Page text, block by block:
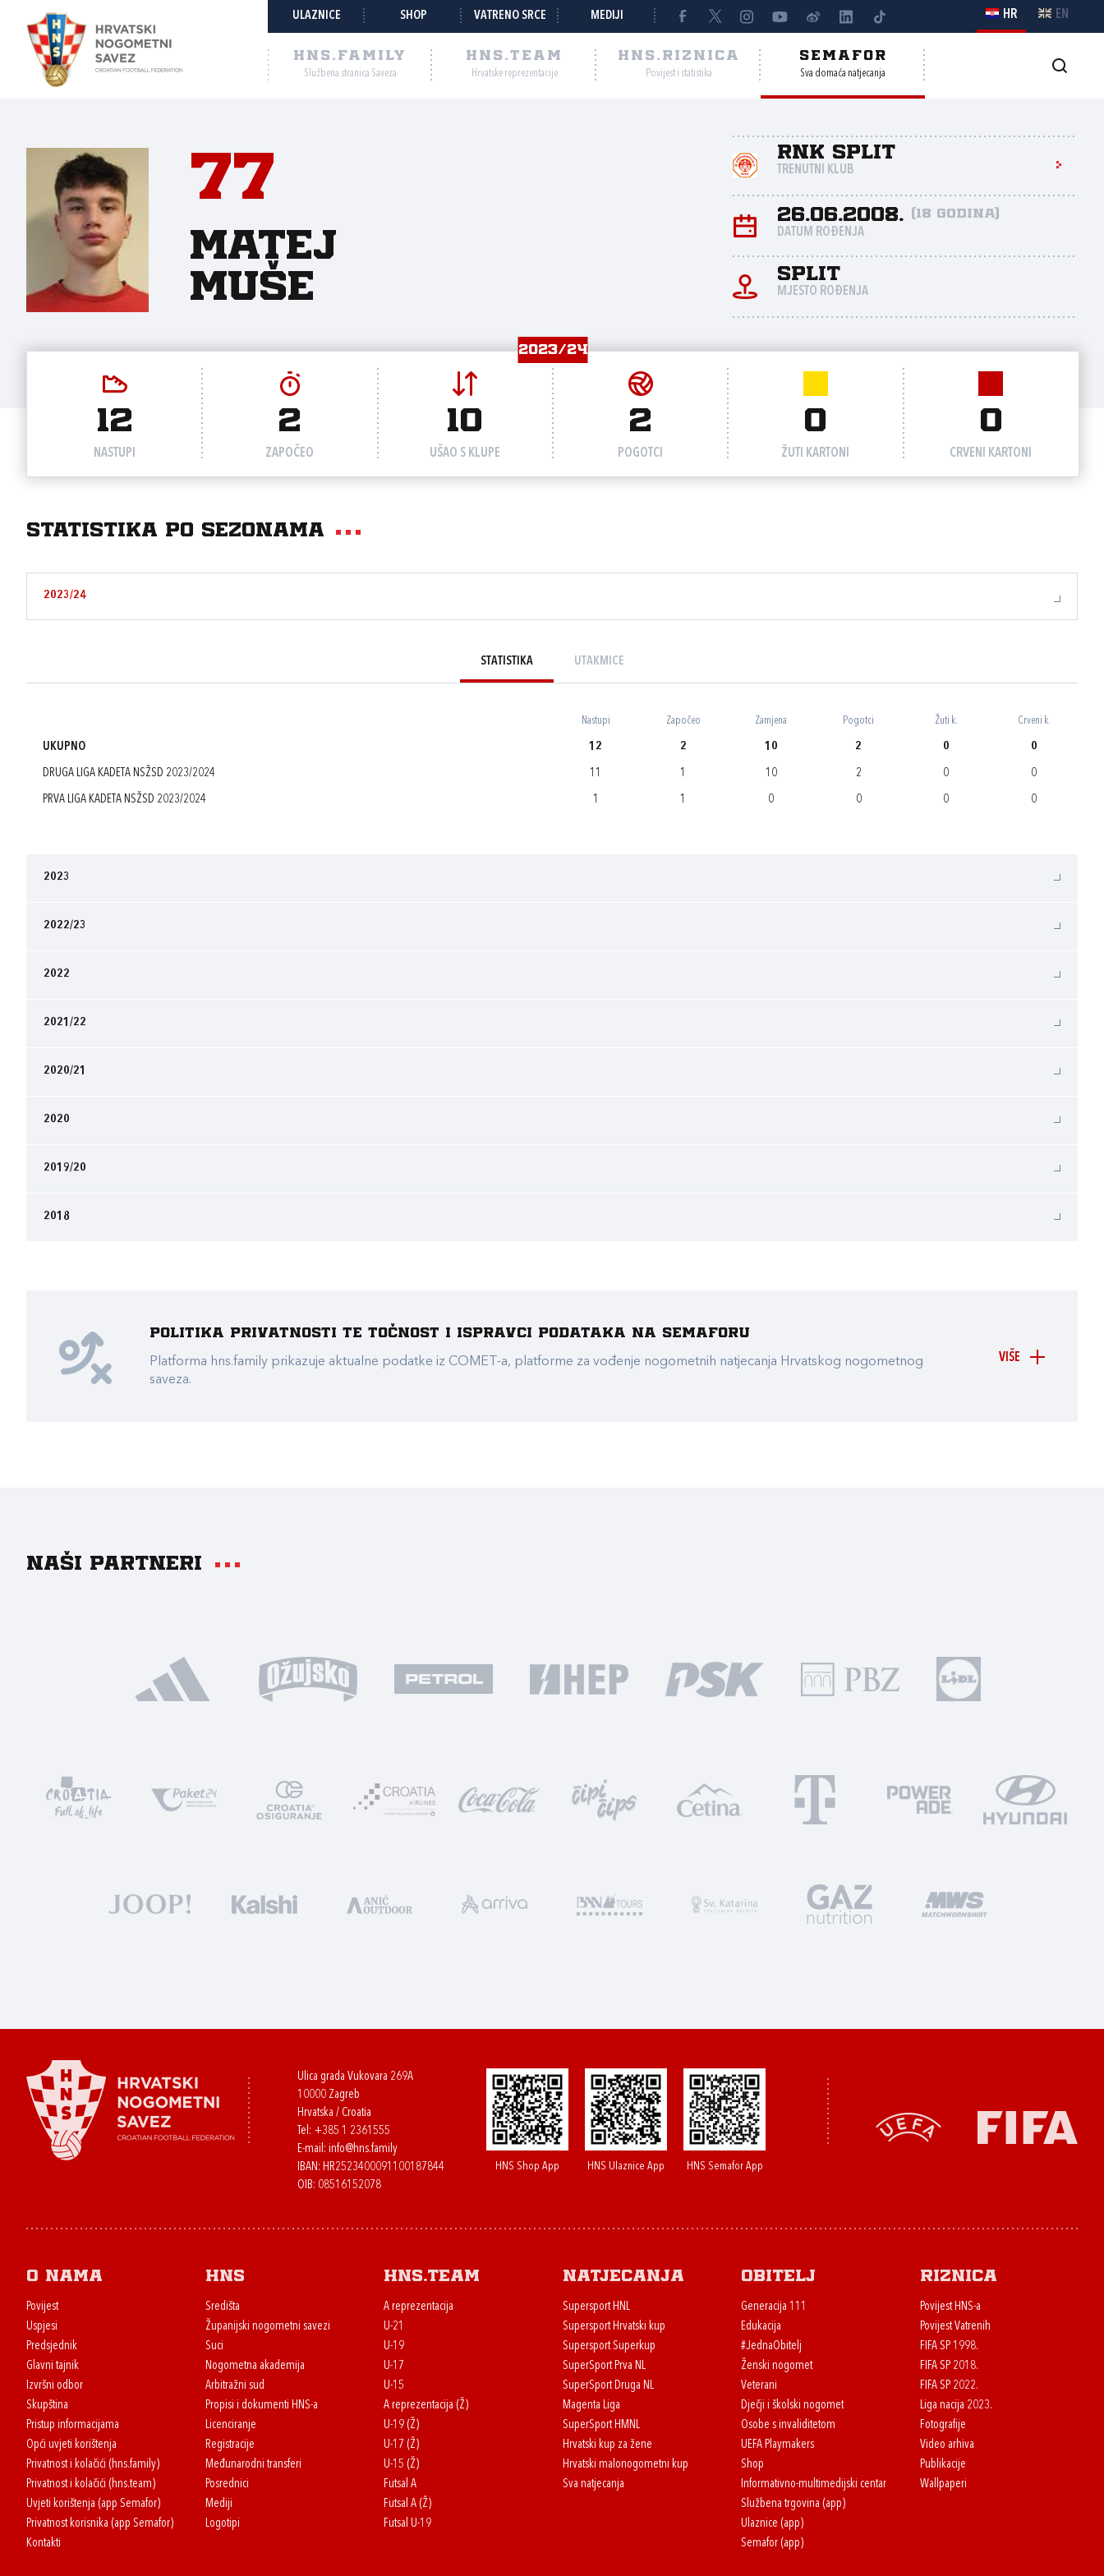
ULAZNICE SHOP VATRENO SRCE MEDIJI HR EN
HNS.FAMILY
Službena stranica Saveza
HNS.TEAM
Hrvatske reprezentacije
HNS.RIZNICA
Povijest i statistika
SEMAFOR
Sva domaća natjecanja
77
Matej
Muše
RNK Split
TRENUTNI KLUB
26.06.2008. (18 godina)
DATUM ROĐENJA
Split
MJESTO ROĐENJA
2023/24
12
NASTUPI
2
ZAPOČEO
10
UŠAO S KLUPE
2
POGOTCI
0
ŽUTI KARTONI
0
CRVENI KARTONI
Statistika po sezonama
2023/24
STATISTIKA UTAKMICE
Nastupi Započeo Zamjena Pogotci Žuti k. Crveni k.
UKUPNO 12 2 10 2 0 0
DRUGA LIGA KADETA NSŽSD 2023/2024 11 1 10 2 0 0
PRVA LIGA KADETA NSŽSD 2023/2024 1 1 0 0 0 0
2023
2022/23
2022
2021/22
2020/21
2020
2019/20
2018
VIŠE
Politika privatnosti te točnost i ispravci podataka na Semaforu
Platforma hns.family prikazuje aktualne podatke iz COMET-a, platforme za vođenje nogometnih natjecanja Hrvatskog nogometnog
saveza.
Naši partneri
Ulica grada Vukovara 269A
10000 Zagreb
Hrvatska / Croatia
Tel: +385 1 2361555
E-mail: info@hns.family
IBAN: HR2523400091100187844
OIB: 08516152078
HNS Shop App HNS Ulaznice App HNS Semafor App
O nama
Povijest
Uspjesi
Predsjednik
Glavni tajnik
Izvršni odbor
Skupština
Pristup informacijama
Opći uvjeti korištenja
Privatnost i kolačići (hns.family)
Privatnost i kolačići (hns.team)
Uvjeti korištenja (app Semafor)
Privatnost korisnika (app Semafor)
Kontakti
HNS
Središta
Županijski nogometni savezi
Suci
Nogometna akademija
Arbitražni sud
Propisi i dokumenti HNS-a
Licenciranje
Registracije
Međunarodni transferi
Posrednici
Mediji
Logotipi
HNS.team
A reprezentacija
U-21
U-19
U-17
U-15
A reprezentacija (Ž)
U-19 (Ž)
U-17 (Ž)
U-15 (Ž)
Futsal A
Futsal A (Ž)
Futsal U-19
Natjecanja
Supersport HNL
Supersport Hrvatski kup
Supersport Superkup
SuperSport Prva NL
SuperSport Druga NL
Magenta Liga
SuperSport HMNL
Hrvatski kup za žene
Hrvatski malonogometni kup
Sva natjecanja
Obitelj
Generacija 111
Edukacija
#JednaObitelj
Ženski nogomet
Veterani
Dječji i školski nogomet
Osobe s invaliditetom
UEFA Playmakers
Shop
Informativno-multimedijski centar
Službena trgovina (app)
Ulaznice (app)
Semafor (app)
Riznica
Povijest HNS-a
Povijest Vatrenih
FIFA SP 1998.
FIFA SP 2018.
FIFA SP 2022.
Liga nacija 2023.
Fotografije
Video arhiva
Publikacije
Wallpaperi